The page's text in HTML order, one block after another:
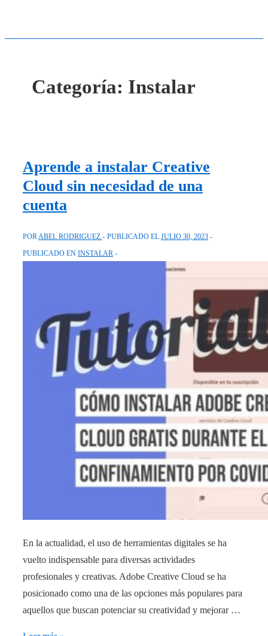
Categoría: Instalar
Aprende a instalar Creative
Cloud sin necesidad de una
cuenta
PORABEL RODRIGUEZ PUBLICADO EL JULIO 30, 2023
PUBLICADO EN INSTALAR
En la actualidad, el uso de herramientas digitales se ha
vuelto indispensable para diversas actividades
profesionales y creativas. Adobe Creative Cloud se ha
posicionado como una de las opciones más populares para
aquellos que buscan potenciar su creatividad y mejorar …